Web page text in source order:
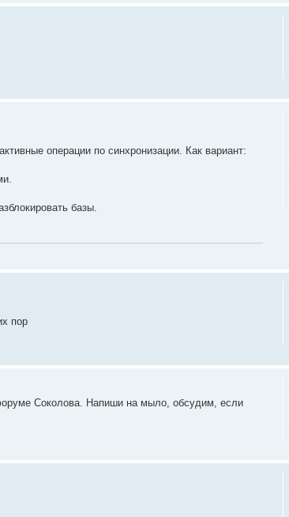
операции по синхронизации. Как вариант:
базы.
пор
Соколова. Напиши на мыло, обсудим, если